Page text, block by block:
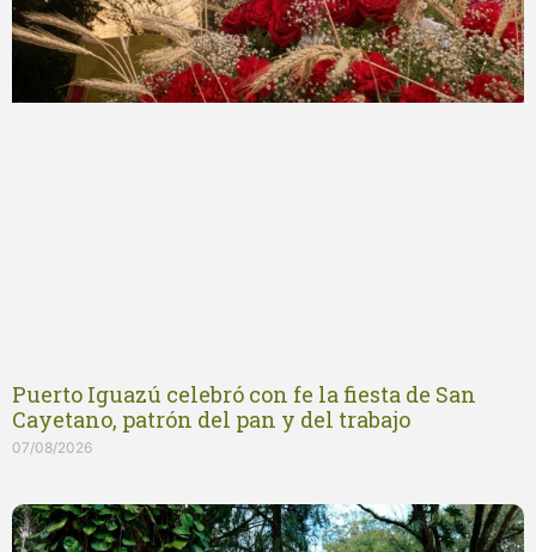
Puerto Iguazú celebró con fe la fiesta de San
Cayetano, patrón del pan y del trabajo
07/08/2026